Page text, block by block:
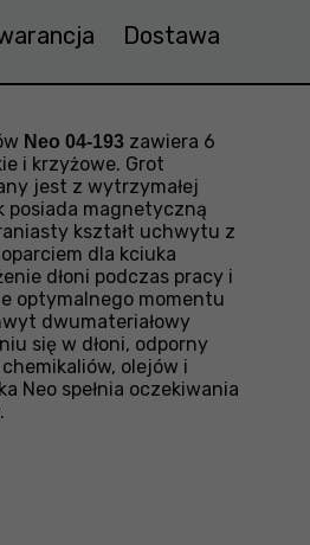
Dostawa
Neo 04-193 zawiera 6
i krzyżowe. Grot
jest z wytrzymałej
posiada magnetyczną
kształt uchwytu z
dla kciuka
dłoni podczas pracy i
optymalnego momentu
dwumateriałowy
się w dłoni, odporny
olejów i
Neo spełnia oczekiwania